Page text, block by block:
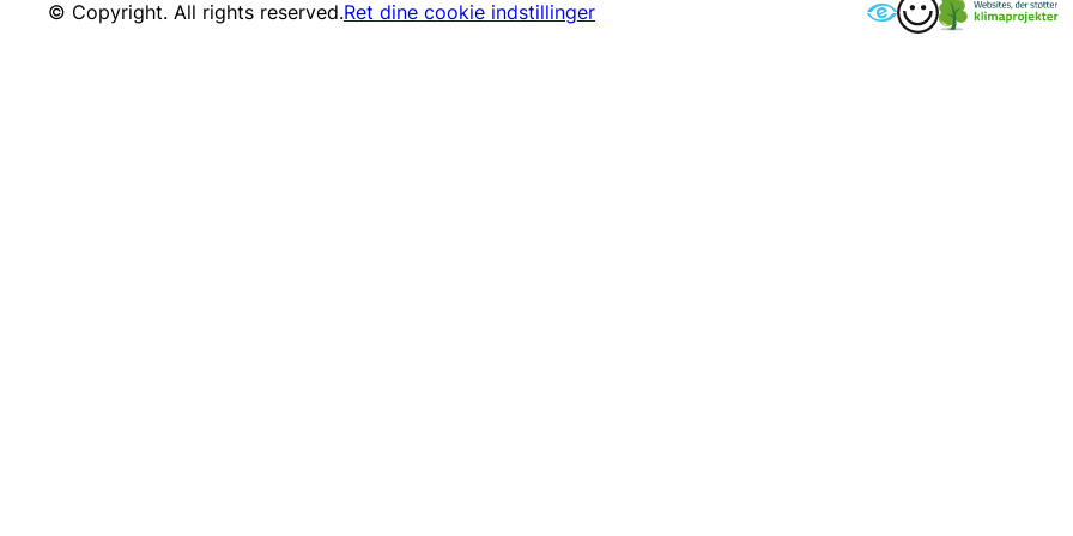
© Copyright. All rights reserved.Ret dine cookie indstillinger